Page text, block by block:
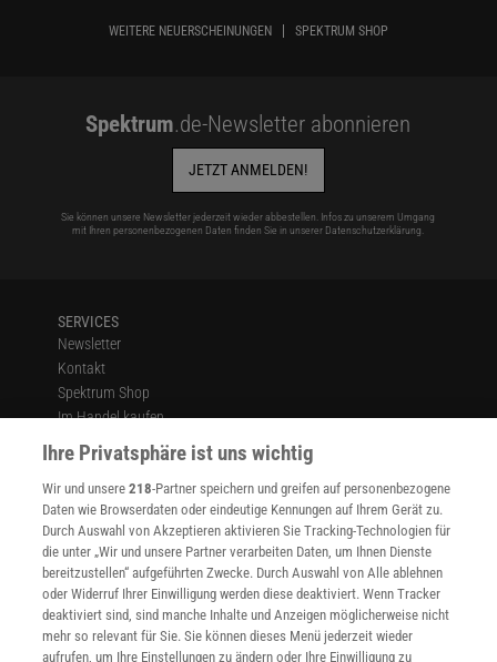
WEITERE NEUERSCHEINUNGEN SPEKTRUM SHOP
Spektrum.de-Newsletter abonnieren
JETZT ANMELDEN!
Sie können unsere Newsletter jederzeit wieder abbestellen. Infos zu unserem Umgang
mit Ihren personenbezogenen Daten finden Sie in unserer Datenschutzerklärung
SERVICES
Newsletter
Kontakt
Spektrum Shop
Im Handel kaufen
Presse
Verträge kündigen
Widerruf
INFO
Mediadaten
Datenschutz
Nutzungsbedingungen
Cookie-Einstellungen
Utiq verwalten
Ihre Privatsphäre ist uns wichtig
Wir und unsere218-Partner speichern und greifen auf personenbezogene
Daten wie Browserdaten oder eindeutige Kennungen auf Ihrem Gerät zu.
Durch Auswahl von Akzeptieren aktivieren Sie Tracking-Technologien für
die unter „Wir und unsere Partner verarbeiten Daten, um Ihnen Dienste
bereitzustellen“ aufgeführten Zwecke. Durch Auswahl von Alle ablehnen
oder Widerruf Ihrer Einwilligung werden diese deaktiviert. Wenn Tracker
deaktiviert sind, sind manche Inhalte und Anzeigen möglicherweise nicht
mehr so relevant für Sie. Sie können dieses Menü jederzeit wieder
aufrufen, um Ihre Einstellungen zu ändern oder Ihre Einwilligung zu